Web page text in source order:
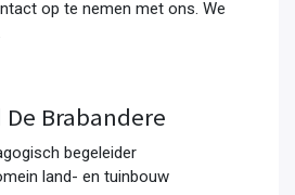
op te nemen met ons. We
Brabandere
begeleider
land- en tuinbouw